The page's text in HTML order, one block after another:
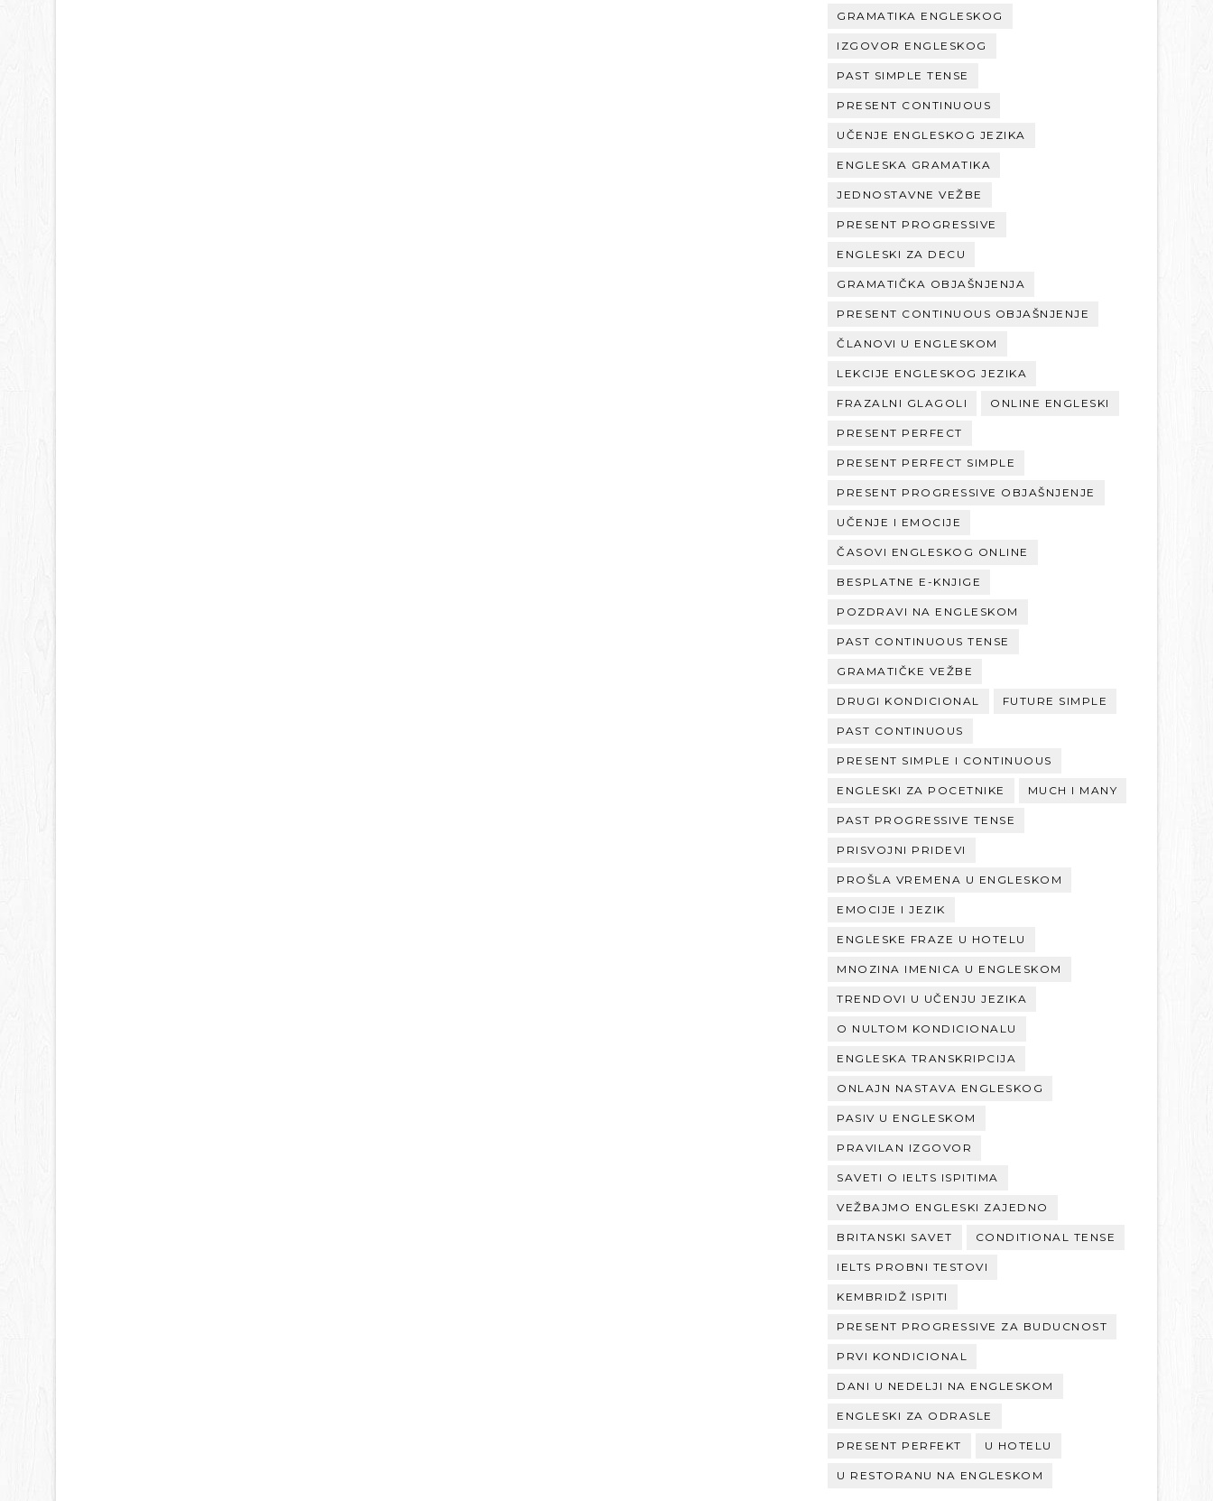
GRAMATIKA ENGLESKOG
IZGOVOR ENGLESKOG
PAST SIMPLE TENSE
PRESENT CONTINUOUS
UČENJE ENGLESKOG JEZIKA
ENGLESKA GRAMATIKA
JEDNOSTAVNE VEŽBE
PRESENT PROGRESSIVE
ENGLESKI ZA DECU
GRAMATIČKA OBJAŠNJENJA
PRESENT CONTINUOUS OBJAŠNJENJE
ČLANOVI U ENGLESKOM
LEKCIJE ENGLESKOG JEZIKA
FRAZALNI GLAGOLI ONLINE ENGLESKI
PRESENT PERFECT
PRESENT PERFECT SIMPLE
PRESENT PROGRESSIVE OBJAŠNJENJE
UČENJE I EMOCIJE
ČASOVI ENGLESKOG ONLINE
BESPLATNE E-KNJIGE
POZDRAVI NA ENGLESKOM
PAST CONTINUOUS TENSE
GRAMATIČKE VEŽBE
DRUGI KONDICIONAL FUTURE SIMPLE
PAST CONTINUOUS
PRESENT SIMPLE I CONTINUOUS
ENGLESKI ZA POCETNIKE MUCH I MANY
PAST PROGRESSIVE TENSE
PRISVOJNI PRIDEVI
PROŠLA VREMENA U ENGLESKOM
EMOCIJE I JEZIK
ENGLESKE FRAZE U HOTELU
MNOZINA IMENICA U ENGLESKOM
TRENDOVI U UČENJU JEZIKA
O NULTOM KONDICIONALU
ENGLESKA TRANSKRIPCIJA
ONLAJN NASTAVA ENGLESKOG
PASIV U ENGLESKOM
PRAVILAN IZGOVOR
SAVETI O IELTS ISPITIMA
VEŽBAJMO ENGLESKI ZAJEDNO
BRITANSKI SAVET CONDITIONAL TENSE
IELTS PROBNI TESTOVI
KEMBRIDŽ ISPITI
PRESENT PROGRESSIVE ZA BUDUCNOST
PRVI KONDICIONAL
DANI U NEDELJI NA ENGLESKOM
ENGLESKI ZA ODRASLE
PRESENT PERFEKT U HOTELU
U RESTORANU NA ENGLESKOM